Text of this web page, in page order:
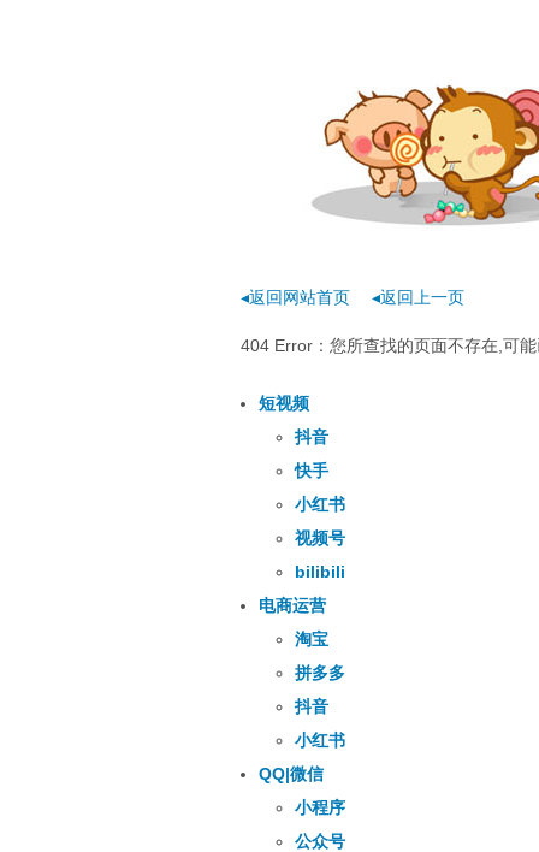
◂返回网站首页 ◂返回上一页
404 Error：您所查找的页面不存在,可
短视频
抖音
快手
小红书
视频号
bilibili
电商运营
淘宝
拼多多
抖音
小红书
QQ|微信
小程序
公众号